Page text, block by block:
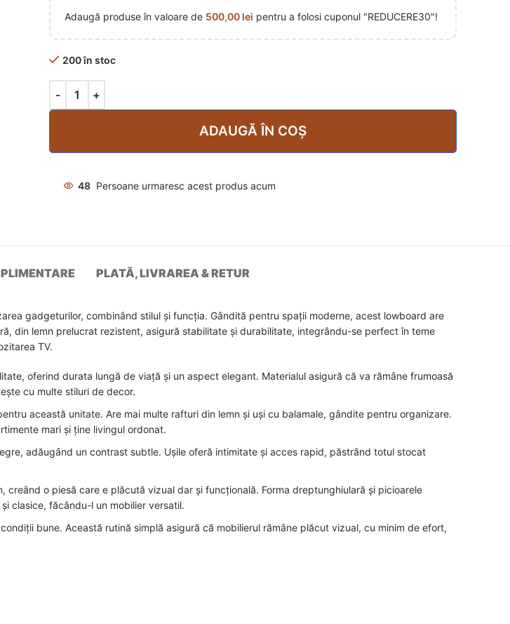
Adaugă produse în valoare de 500,00 lei pentru a folosi cuponul "REDUCERE30"!
200 în stoc
ADAUGĂ ÎN COȘ
48 Persoane urmaresc acest produs acum
PLATĂ, LIVRAREA & RETUR
gadgeturilor, combinând stilul și funcția. Gândită pentru spații moderne, acest lowboard are
din lemn prelucrat rezistent, asigură stabilitate și durabilitate, integrându-se perfect în teme
TV.
oferind durata lungă de viață și un aspect elegant. Materialul asigură că va rămâne frumoasă
cu multe stiluri de decor.
această unitate. Are mai multe rafturi din lemn și uși cu balamale, gândite pentru organizare.
mari și ține livingul ordonat.
adăugând un contrast subtle. Ușile oferă intimitate și acces rapid, păstrând totul stocat
creând o piesă care e plăcută vizual dar și funcțională. Forma dreptunghiulară și picioarele
clasice, făcându-l un mobilier versatil.
bune. Această rutină simplă asigură că mobilierul rămâne plăcut vizual, cu minim de efort,